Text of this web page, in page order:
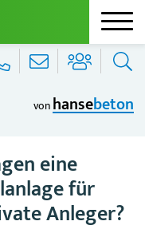
vonhansebeton
eine
für
Anleger?